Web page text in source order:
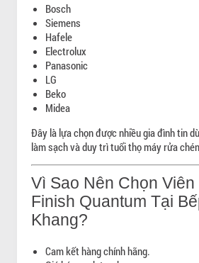
Bosch
Siemens
Hafele
Electrolux
Panasonic
LG
Beko
Midea
Đây là lựa chọn được nhiều gia đình tin
làm sạch và duy trì tuổi thọ máy rửa
Vì Sao Nên Chọn
Finish Quantum Tại
Khang?
Cam kết hàng chính hãng.